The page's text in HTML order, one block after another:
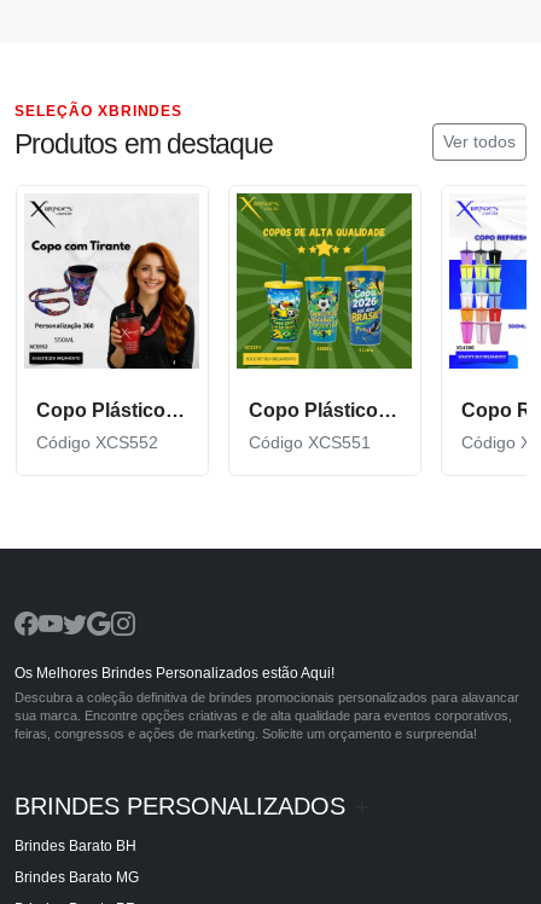
SELEÇÃO XBRINDES
Produtos em destaque Ver todos
Copo Plástico de 550 ML com Tirante Personalizado XCS552
Código XCS552
Copo Plástico personalizado In Mold Label 360 XCS551
Código XCS551 Código
Os Melhores Brindes Personalizados estão Aqui!
Descubra a coleção definitiva de brindes promocionais personalizados para alavancar
sua marca. Encontre opções criativas e de alta qualidade para eventos corporativos,
feiras, congressos e ações de marketing. Solicite um orçamento e surpreenda!
BRINDES PERSONALIZADOS
Brindes Barato BH
Brindes Barato MG